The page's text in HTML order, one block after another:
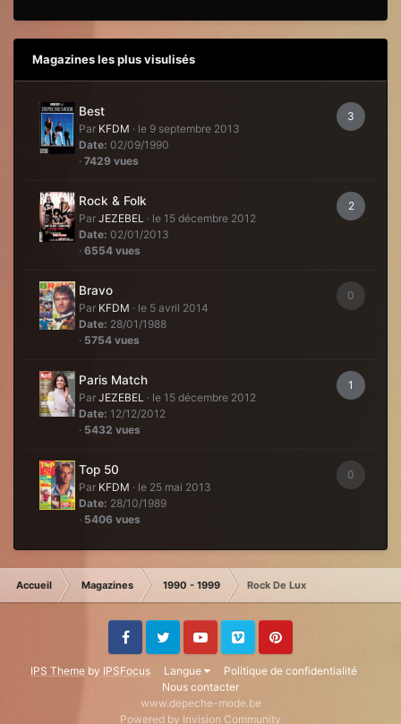
Magazines les plus visulisés
3
Best
Par KFDM · le 9 septembre 2013
Date: 02/09/1990
· 7429 vues
2
Rock & Folk
Par JEZEBEL · le 15 décembre 2012
Date: 02/01/2013
· 6554 vues
0
Bravo
Par KFDM · le 5 avril 2014
Date: 28/01/1988
· 5754 vues
1
Paris Match
Par JEZEBEL · le 15 décembre 2012
Date: 12/12/2012
· 5432 vues
0
Top 50
Par KFDM · le 25 mai 2013
Date: 28/10/1989
· 5406 vues
Accueil Magazines 1990 - 1999 Rock De Lux
IPS Theme by IPSFocus Langue
Politique de confidentialité
Nous contacter
FacebookTwitter Youtube Vimeo Pinterest
www.depeche-mode.be
Powered by Invision Community